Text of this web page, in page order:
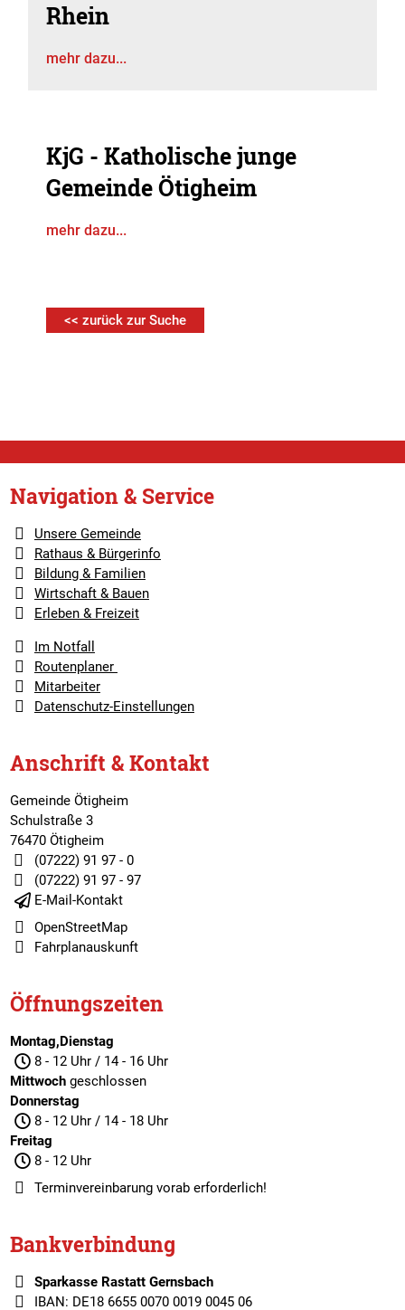
Rhein
mehr dazu...
KjG - Katholische junge
Gemeinde Ötigheim
mehr dazu...
<< zurück zur Suche
Navigation & Service
Unsere Gemeinde
Rathaus & Bürgerinfo
Bildung & Familien
Wirtschaft & Bauen
Erleben & Freizeit
Im Notfall
Routenplaner
Mitarbeiter
Datenschutz-Einstellungen
Anschrift & Kontakt
Gemeinde Ötigheim
Schulstraße 3
76470 Ötigheim
(07222) 91 97 - 0
(07222) 91 97 - 97
E-Mail-Kontakt
OpenStreetMap
Fahrplanauskunft
Öffnungszeiten
Montag,Dienstag
8 - 12 Uhr / 14 - 16 Uhr
Mittwochgeschlossen
Donnerstag
8 - 12 Uhr / 14 - 18 Uhr
Freitag
8 - 12 Uhr
Terminvereinbarungvorab erforderlich!
Bankverbindung
Sparkasse Rastatt Gernsbach
IBAN: DE18 6655 0070 0019 0045 06